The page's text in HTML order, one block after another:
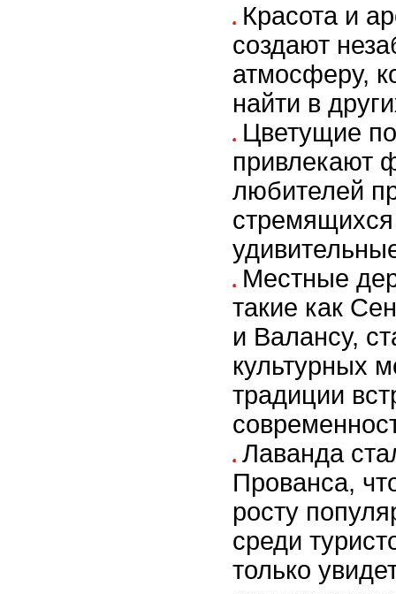
Красота и
создают
атмосферу,
найти в
Цветущие
привлекают
любителей
стремящихся
Местные
такие как
и Валансу,
культурных
традиции
Лаванда
Прованса,
росту
среди
только